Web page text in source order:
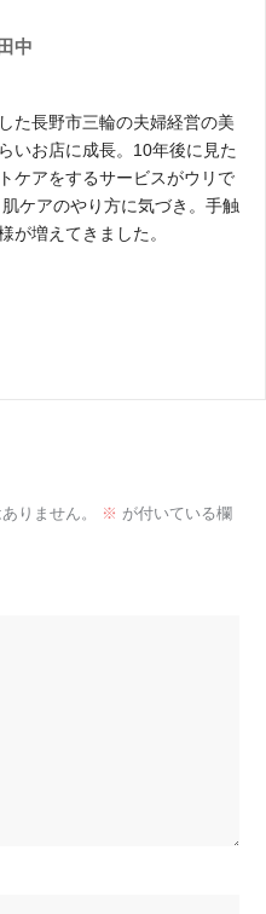
中
た長野市三輪の夫婦経営の美
いお店に成長。10年後に見た
ケアをするサービスがウリで
ケアのやり方に気づき。手触
が増えてきました。
りません。 ※ が付いている欄